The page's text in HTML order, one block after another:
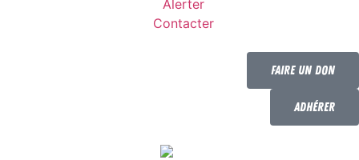
Alerter
Contacter
Faire un don
Adhérer